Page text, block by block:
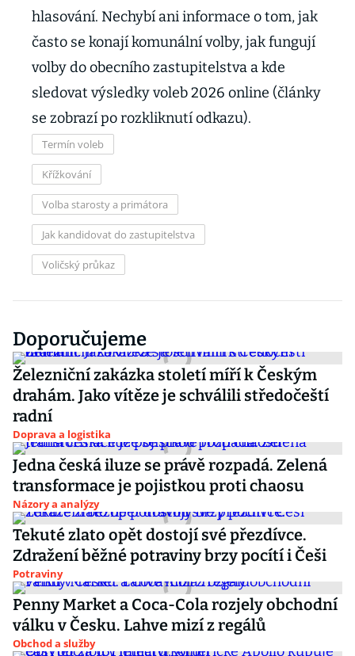
hlasování. Nechybí ani informace o tom, jak
často se konají komunální volby, jak fungují
volby do obecního zastupitelstva a kde
sledovat výsledky voleb 2026 online (články
se zobrazí po rozkliknutí odkazu).
Termín voleb
Křížkování
Volba starosty a primátora
Jak kandidovat do zastupitelstva
Voličský průkaz
Doporučujeme
Železniční zakázka století míří k Českým
drahám. Jako vítěze je schválili středočeští
radní
Doprava a logistika
Jedna česká iluze se právě rozpadá. Zelená
transformace je pojistkou proti chaosu
Názory a analýzy
Tekuté zlato opět dostojí své přezdívce.
Zdražení běžné potraviny brzy pocítí i Češi
Potraviny
Penny Market a Coca-Cola rozjely obchodní
válku v Česku. Lahve mizí z regálů
Obchod a služby